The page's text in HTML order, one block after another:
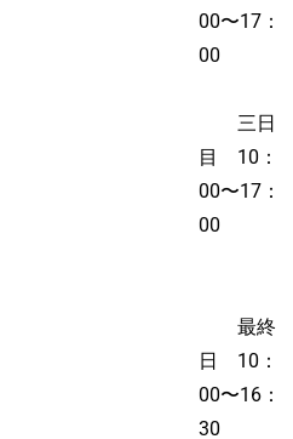
00〜17：
00
三日
目 10：
00〜17：
00
最終
日 10：
00〜16：
30